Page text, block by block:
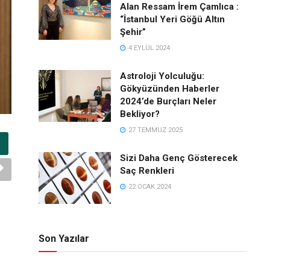
Alan Ressam İrem Çamlıca :
“İstanbul Yeri Göğü Altın
Şehir”
4 EYLÜL 2024
Astroloji Yolculuğu:
Gökyüzünden Haberler
2024’de Burçları Neler
Bekliyor?
27 TEMMUZ 2025
Sizi Daha Genç Gösterecek
Saç Renkleri
22 OCAK 2024
Son Yazılar